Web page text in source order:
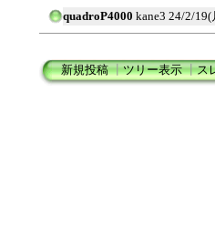
quadroP4000 kane3 24/2/19(
新規投稿┃ツリー表示┃ス